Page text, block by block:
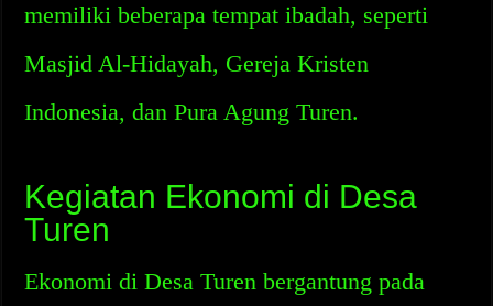
memiliki beberapa tempat ibadah, seperti
Masjid Al-Hidayah, Gereja Kristen
Indonesia, dan Pura Agung Turen.
Kegiatan Ekonomi di Desa
Turen
Ekonomi di Desa Turen bergantung pada